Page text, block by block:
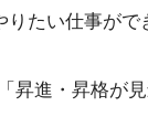
たい仕事が
進・昇格が見